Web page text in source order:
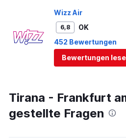
einem ähnlich Flug mit KLM
besseren Service (Kaffee,
alles Kostenlos, bzw im Preis
trotzdem nennt sich
Das ist so auf dem Niveau von
Wizz Air
6,8
OK
452 Bewertungen
Bewertungen
Tirana - Frankfurt
gestellte Fragen